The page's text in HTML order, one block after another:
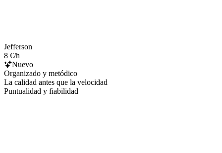
Jefferson
8 €/h
Nuevo
Organizado y metódico
La calidad antes que la velocidad
Puntualidad y fiabilidad